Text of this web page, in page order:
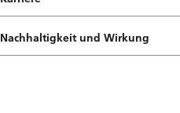
Nachhaltigkeit und Wirkung